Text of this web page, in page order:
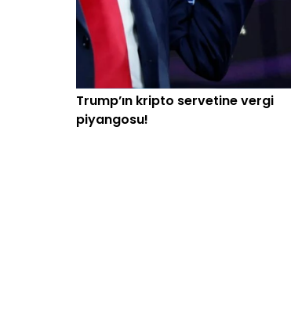
Trump’ın kripto servetine vergi
piyangosu!